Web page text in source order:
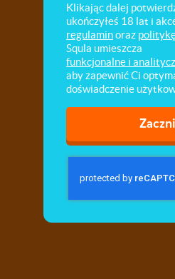
Klikając dalej
ukończyłeś 18 lat i
regulaminoraz
Squla umieszcza
funkcjonalne i
aby zapewnić Ci
doświadczenie